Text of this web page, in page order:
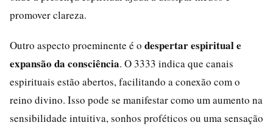
promover clareza.
Outro aspecto proeminente é o despertar espiritual e
expansão da consciência. O 3333 indica que canais
espirituais estão abertos, facilitando a conexão com o
reino divino. Isso pode se manifestar como um aumento na
sensibilidade intuitiva, sonhos proféticos ou uma sensação